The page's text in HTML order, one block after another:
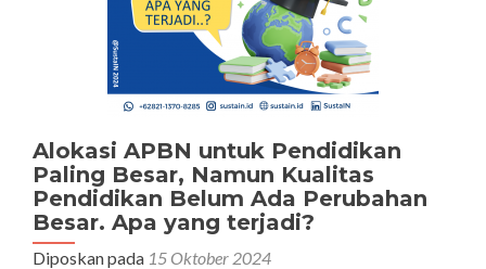
Alokasi APBN untuk Pendidikan
Paling Besar, Namun Kualitas
Pendidikan Belum Ada Perubahan
Besar. Apa yang terjadi?
Diposkan pada 15 Oktober 2024